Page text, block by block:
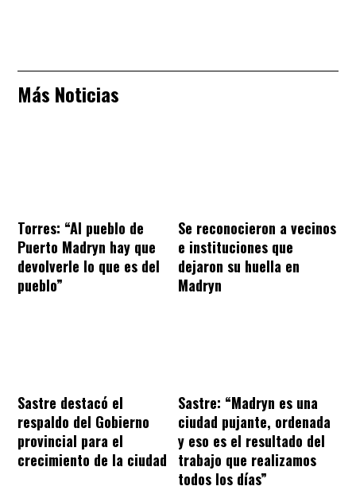
Más Noticias
Torres: “Al pueblo de
Puerto Madryn hay que
devolverle lo que es del
pueblo”
Se reconocieron a vecinos
e instituciones que
dejaron su huella en
Madryn
Sastre destacó el
respaldo del Gobierno
provincial para el
crecimiento de la ciudad
Sastre: “Madryn es una
ciudad pujante, ordenada
y eso es el resultado del
trabajo que realizamos
todos los días”